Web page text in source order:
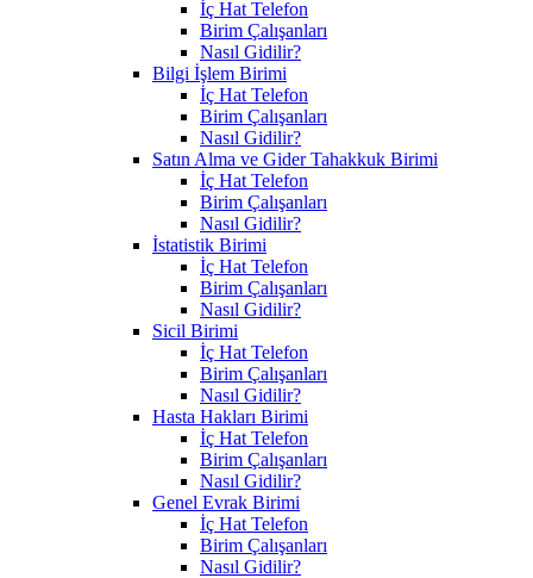
İç Hat Telefon
Birim Çalışanları
Nasıl Gidilir?
Bilgi İşlem Birimi
İç Hat Telefon
Birim Çalışanları
Nasıl Gidilir?
Satın Alma ve Gider Tahakkuk Birimi
İç Hat Telefon
Birim Çalışanları
Nasıl Gidilir?
İstatistik Birimi
İç Hat Telefon
Birim Çalışanları
Nasıl Gidilir?
Sicil Birimi
İç Hat Telefon
Birim Çalışanları
Nasıl Gidilir?
Hasta Hakları Birimi
İç Hat Telefon
Birim Çalışanları
Nasıl Gidilir?
Genel Evrak Birimi
İç Hat Telefon
Birim Çalışanları
Nasıl Gidilir?